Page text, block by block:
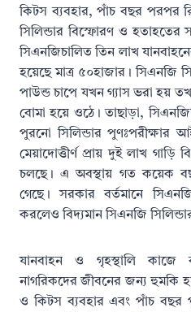
কিটস ব্যবহার, পাঁচ বছর পরপর
সিলিন্ডার বিস্ফোরণ ও হতাহতের
সিএনজিচালিত তিন লাখ
হয়েছে মাত্র ৫০হাজার। সিএনজি
পাউন্ড চাপে যখন গ্যাস ভরা হয়
বোমা হয়ে ওঠে। তাছাড়া,
পুরনো সিলিন্ডার পুণঃপরীক্ষার
মেয়াদোত্তীর্ণ প্রায় দুই লাখ গাড়ি
চলছে। এ অবস্থায় গত কয়েক
গেছে। সরকার বর্তমানে
করলেও বিদ্যমান সিএনজি
যানবাহন ও গৃহস্থালি কাজে
নাগরিকদের জীবনের জন্য হুমকি
ও কিটস ব্যবহার এবং পাঁচ বছর